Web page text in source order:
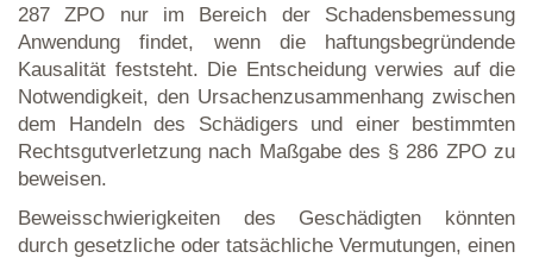
287 ZPO nur im Bereich der Schadensbemessung
Anwendung findet, wenn die haftungsbegründende
Kausalität feststeht. Die Entscheidung verwies auf die
Notwendigkeit, den Ursachenzusammenhang zwischen
dem Handeln des Schädigers und einer bestimmten
Rechtsgutverletzung nach Maßgabe des § 286 ZPO zu
beweisen.
Beweisschwierigkeiten des Geschädigten könnten
durch gesetzliche oder tatsächliche Vermutungen, einen